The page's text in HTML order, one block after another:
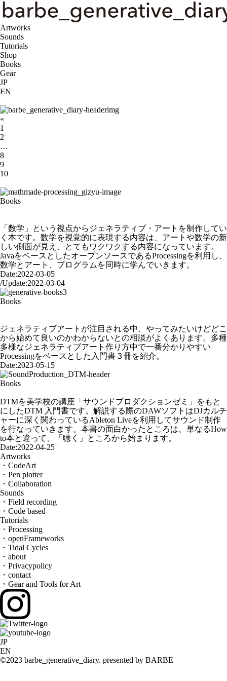
Artworks
Sounds
Tutorials
Shop
Books
Gear
JP
EN
«
1
2
…
8
9
10
Books
「数学」という視点からジェネラティブ・アートを制作してい
く本です。数学を視覚的に表現する内容は、アートや数学の新
しい側面が見え、とてもワクワクする内容になっています。
JavaをベースとしたオープンソースであるProcessingを利用し、
数学とアート、プログラムを同時に学んでいきます。
Date:2022-03-05
/Update:2022-03-04
Books
ジェネラティブアートが注目される中、やってみたいけどどこ
から始めて良いのかわからないとの相談がよくあります。多種
多様なジェネラティブアート作り方中で一番分かりやすい
Processingをベースとした入門書３冊を紹介。
Date:2023-05-15
Books
DTMを美学校の講座「サウンドプロダクションゼミ」をもと
にしたDTM 入門書です。解説する際のDAWソフトはDJカルチ
ャーに深く関わっているAbleton Liveを利用してサウンド制作
を行なっていきます。本書の面白かったところは、単なるHow
to本と違って、「聴く」ところから始まります。
Date:2022-04-25
Artworks
・CodeArt
・Pen plotter
・Collaboration
Sounds
・Field recording
・Code based
Tutorials
・Processing
・openFrameworks
・Tidal Cycles
・about
・Privacypolicy
・contact
・Gear and Tools for Art
JP
EN
©2023 barbe_generative_diary. presented by BARBE